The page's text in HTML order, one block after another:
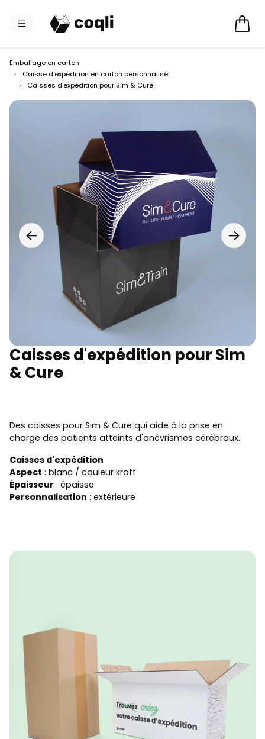
Emballage en carton
›
Caisse d'expédition en carton personnalisé
›
Caisses d'expédition pour Sim & Cure
← →
Caisses d'expédition pour Sim
& Cure
Des caisses pour Sim & Cure qui aide à la prise en
charge des patients atteints d'anévrismes cérébraux.
Caisses d'expédition
Aspect : blanc / couleur kraft
Épaisseur : épaisse
Personnalisation : extérieure